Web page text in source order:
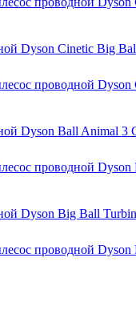
проводной Dyson
проводной Dyson
проводной Dyson